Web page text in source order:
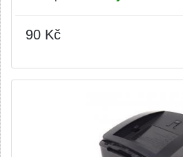
90 Kč